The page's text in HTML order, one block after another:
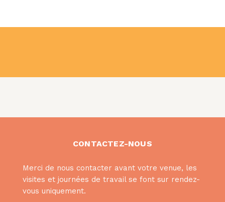
CONTACTEZ-NOUS
Merci de nous contacter avant votre venue, les
visites et journées de travail se font sur rendez-
vous uniquement.